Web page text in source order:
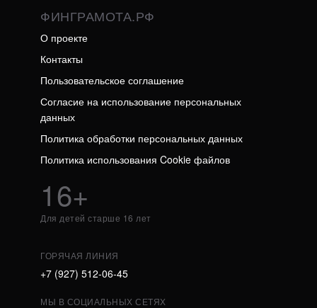
ФИНГРАМОТА.РФ
О проекте
Контакты
Пользовательское соглашение
Согласие на использование персональных
данных
Политика обработки персональных данных
Политика использования Cookie файлов
16+
Для детей старше 16 лет
ГОРЯЧАЯ ЛИНИЯ
+7 (927) 512-06-45
МЫ В СОЦИАЛЬНЫХ СЕТЯХ